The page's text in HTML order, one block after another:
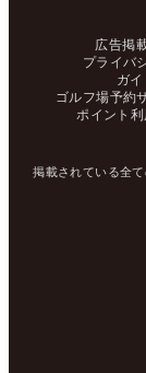
広告掲
プライバ
ガ
ゴルフ場予約
ポイント
掲載されている全